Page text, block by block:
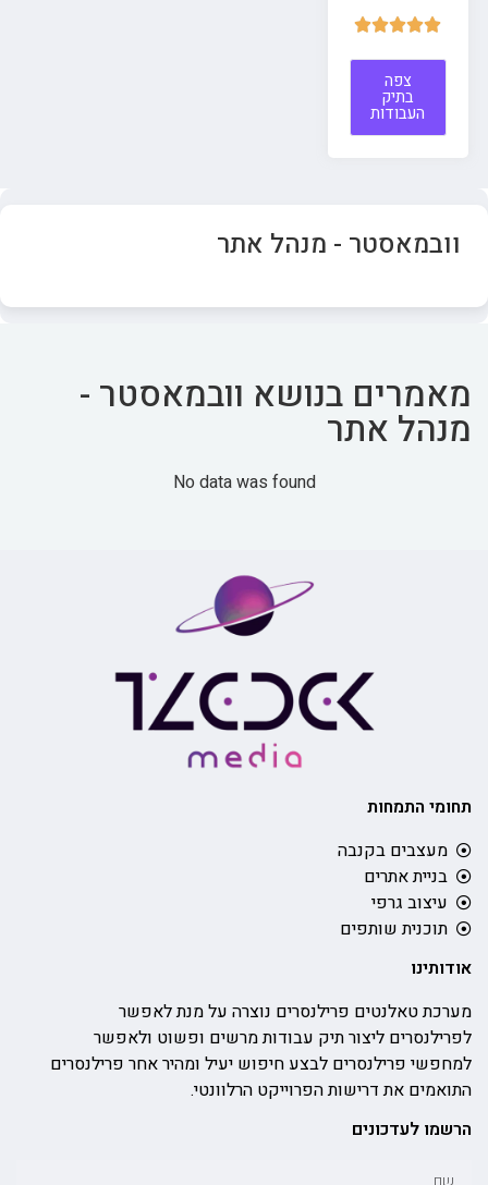





צפה
בתיק
העבודות
וובמאסטר - מנהל אתר
מאמרים בנושא וובמאסטר -
מנהל אתר
No data was found
תחומי התמחות
מעצבים בקנבה
בניית אתרים
עיצוב גרפי
תוכנית שותפים
אודותינו
מערכת טאלנטים פרילנסרים נוצרה על מנת לאפשר
לפרילנסרים ליצור תיק עבודות מרשים ופשוט ולאפשר
למחפשי פרילנסרים לבצע חיפוש יעיל ומהיר אחר פרילנסרים
התואמים את דרישות הפרוייקט הרלוונטי.
הרשמו לעדכונים